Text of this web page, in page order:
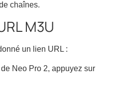
chaînes.
M3U
un lien URL :
Neo Pro 2, appuyez sur